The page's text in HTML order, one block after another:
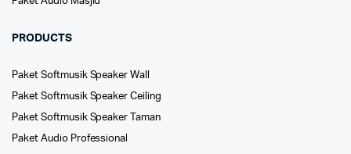
PRODUCTS
Paket Softmusik Speaker Wall
Paket Softmusik Speaker Ceiling
Paket Softmusik Speaker Taman
Paket Audio Professional